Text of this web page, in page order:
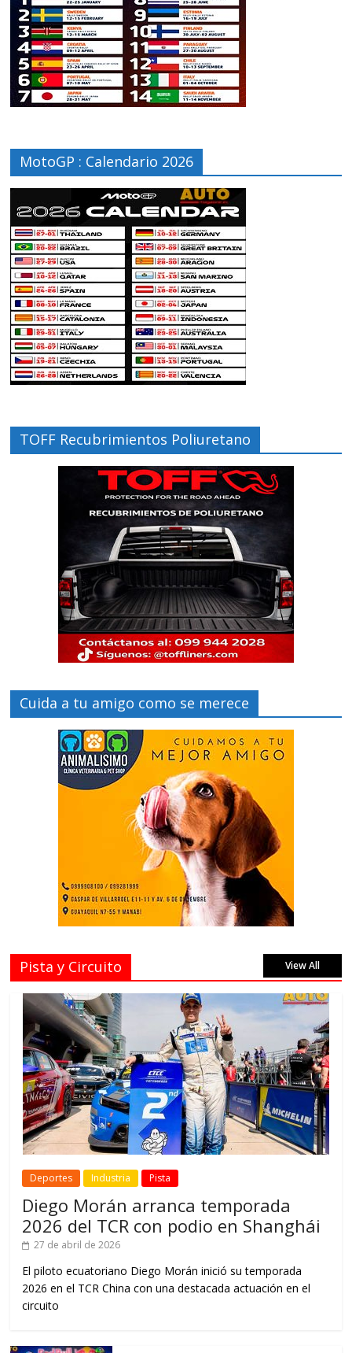
MotoGP : Calendario 2026
TOFF Recubrimientos Poliuretano
Cuida a tu amigo como se merece
Pista y Circuito View All
Deportes Industria Pista
Diego Morán arranca temporada
2026 del TCR con podio en Shanghái
27 de abril de 2026
El piloto ecuatoriano Diego Morán inició su temporada
2026 en el TCR China con una destacada actuación en el
circuito